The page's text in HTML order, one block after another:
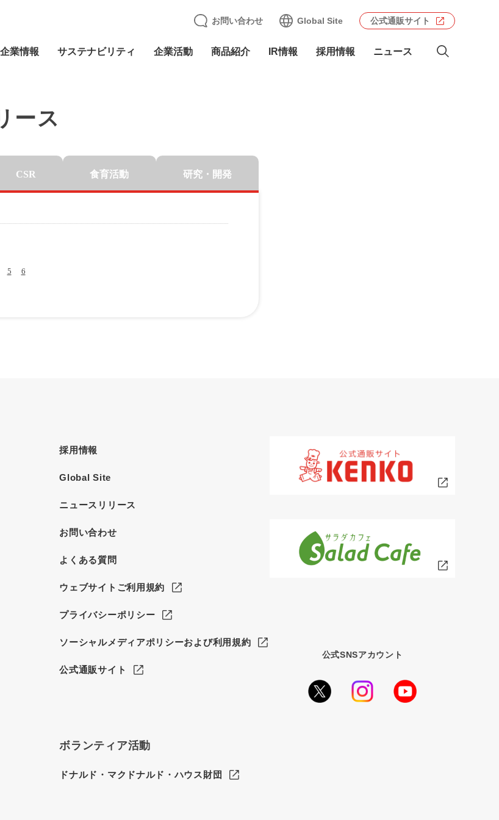
企業情報 サステナビリティ 企業活動 商品紹介 IR情報 採用情報 ニュース
お問い合わせ Global Site 公式通販サイト
ース
CSR 食育活動 研究・開発
5 6
採用情報
Global Site
ニュースリリース
お問い合わせ
よくある質問
ウェブサイトご利用規約
プライバシーポリシー
ソーシャルメディアポリシーおよび利用規約
公式通販サイト
ボランティア活動
ドナルド・マクドナルド・ハウス財団
公式SNSアカウント